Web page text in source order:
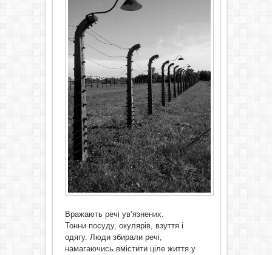
Вражають речі ув’язнених.
Тонни посуду, окулярів, взуття і
одягу. Люди збирали речі,
намагаючись вмістити ціле життя у